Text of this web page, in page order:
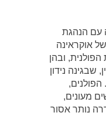
עם הנהגת
אוקראינה
הפולנית, ובהן
נידון
הפולנים,
מעונים,
נותר אסור